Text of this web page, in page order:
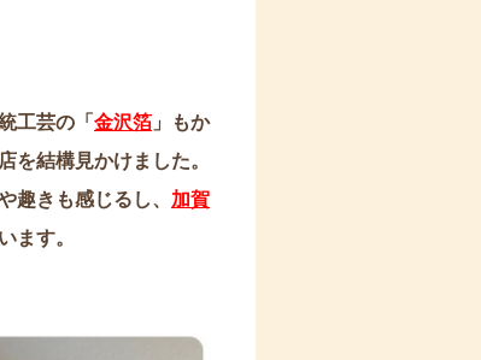
工芸の「 金沢箔 」もか
結構見かけました。
趣きも感じるし、 加賀
ます。